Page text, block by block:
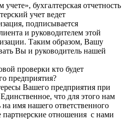
бухгалтерская отчетность
учет ведет
подписывается
и руководителем этой
Таким образом, Вашу
Вы и руководитель нашей
проверки кто будет
предприятия?
Вашего предприятия при
что для этого нам
на имя нашего ответственного
партнерские отношения с нами